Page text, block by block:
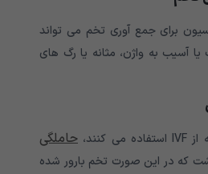
برای جمع آوری تخم می تواند
آسیب به واژن، مثانه یا رگ های
حاملگی
که در این صورت تخم بارور شده